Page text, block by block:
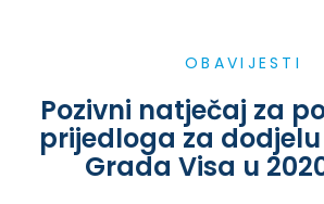
OBAVIJESTI
Pozivni natječaj za
prijedloga za
Grada Visa u